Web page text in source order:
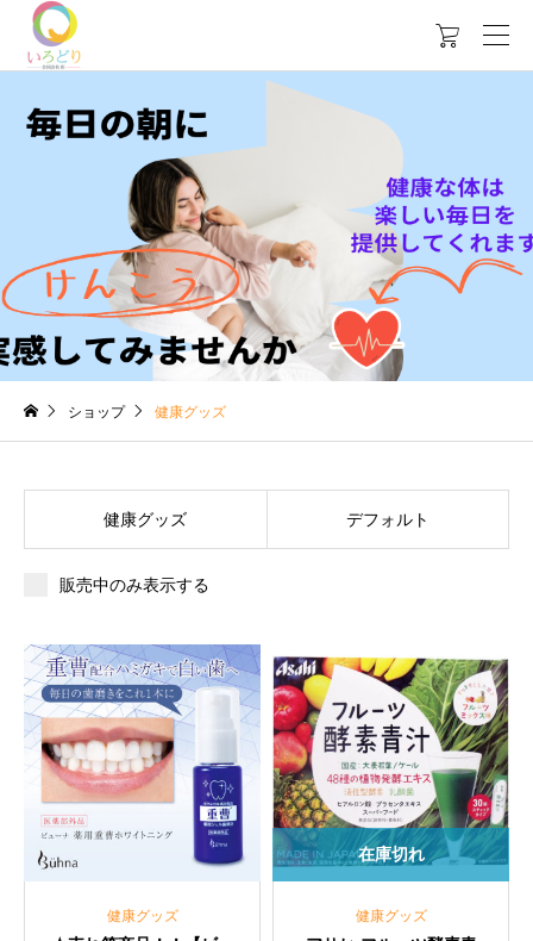

ショップ 健康グッズ
健康グッズ デフォルト
販売中のみ表示する
健康グッズ 健康グッズ
在庫切れ